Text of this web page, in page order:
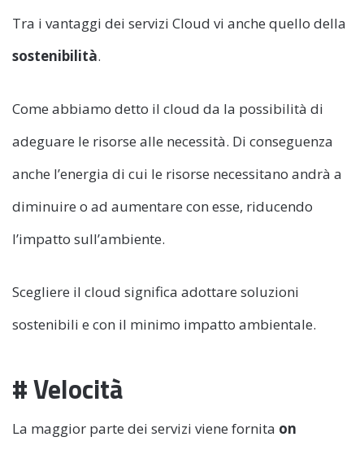
Tra i vantaggi dei servizi Cloud vi anche quello della
sostenibilità.
Come abbiamo detto il cloud da la possibilità di
adeguare le risorse alle necessità. Di conseguenza
anche l’energia di cui le risorse necessitano andrà a
diminuire o ad aumentare con esse, riducendo
l’impatto sull’ambiente.
Scegliere il cloud significa adottare soluzioni
sostenibili e con il minimo impatto ambientale.
# Velocità
La maggior parte dei servizi viene fornita on